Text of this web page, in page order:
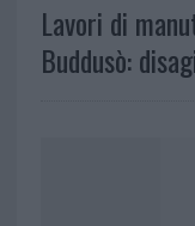
Lavori di
Buddusò: